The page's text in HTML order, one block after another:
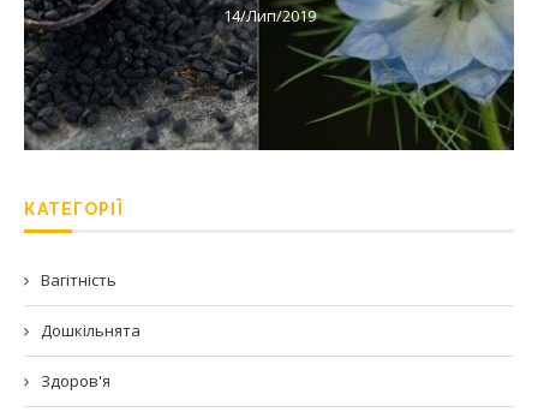
14/Лип/2019
КАТЕГОРІЇ
Вагітність
Дошкільнята
Здоров'я